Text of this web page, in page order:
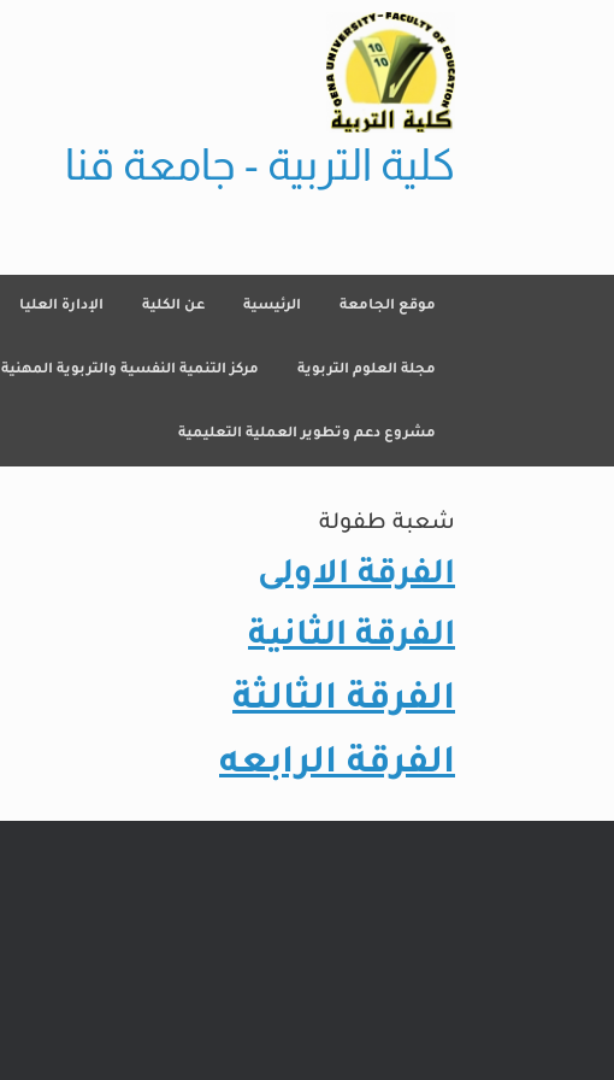
كلية التربية - جامعة قنا
موقع الجامعة الرئيسية عن الكلية الإدارة العليا
مجلة العلوم التربوية مركز التنمية النفسية والتربوية المهنية
مشروع دعم وتطوير العملية التعليمية
شعبة طفولة
الفرقة الاولى
الفرقة الثانية
الفرقة الثالثة
الفرقة الرابعه